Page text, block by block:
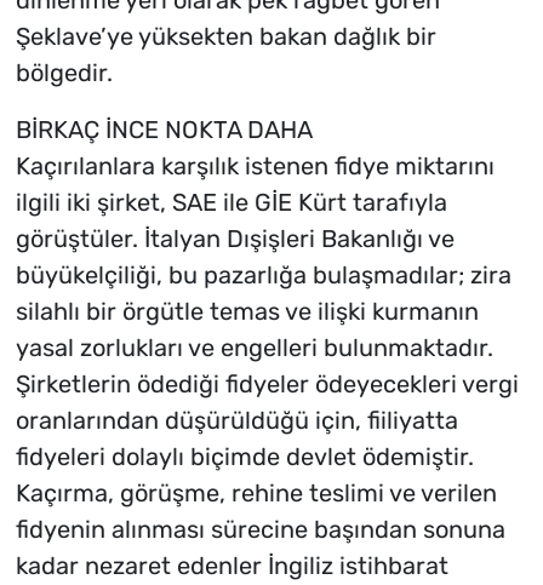
Şeklave’ye yüksekten bakan dağlık bir
bölgedir.
BİRKAÇ İNCE NOKTA DAHA
Kaçırılanlara karşılık istenen fidye miktarını
ilgili iki şirket, SAE ile GİE Kürt tarafıyla
görüştüler. İtalyan Dışişleri Bakanlığı ve
büyükelçiliği, bu pazarlığa bulaşmadılar; zira
silahlı bir örgütle temas ve ilişki kurmanın
yasal zorlukları ve engelleri bulunmaktadır.
Şirketlerin ödediği fidyeler ödeyecekleri vergi
oranlarından düşürüldüğü için, fiiliyatta
fidyeleri dolaylı biçimde devlet ödemiştir.
Kaçırma, görüşme, rehine teslimi ve verilen
fidyenin alınması sürecine başından sonuna
kadar nezaret edenler İngiliz istihbarat